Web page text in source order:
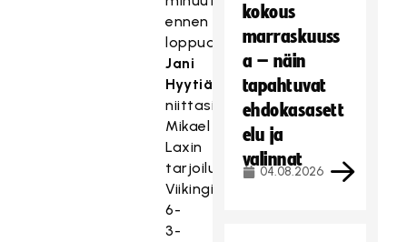
ennen
loppua
Jani
Hyytiäinen
niittasi
Mikael
Laxin
tarjoilusta
Viikingit
6-
3-
kokous
marraskuuss
a – näin
tapahtuvat
ehdokasasett
elu ja
valinnat
04.08.2026